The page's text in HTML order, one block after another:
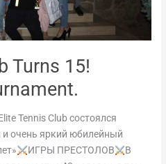
Turns 15!
Tennis Club состоялся
очень яркий юбилейный
ИГРЫ ПРЕСТОЛОВ
В